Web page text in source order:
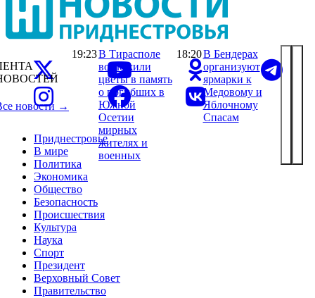
Приднестровье
В мире
Политика
Экономика
Общество
Безопасность
Происшествия
Культура
Наука
Спорт
Президент
Верховный Совет
Правительство
новости →
19:23В Тирасполе
возложили
цветы в память
о погибших в
Южной
Осетии
мирных
жителях и
военных
18:20В Бендерах
организуют
ярмарки к
Медовому и
Яблочному
Спасам